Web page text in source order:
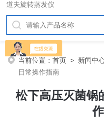
道夫旋转蒸发仪
当前位置：首页 > 新闻中
日常操作指南
松下高压灭菌锅